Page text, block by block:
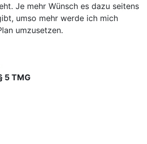
Je mehr Wünsch es dazu seitens
umso mehr werde ich mich
umzusetzen.
5 TMG